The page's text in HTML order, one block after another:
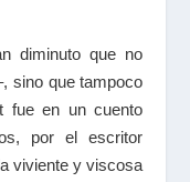
diminuto que no
sino que tampoco
fue en un cuento
por el escritor
viviente y viscosa